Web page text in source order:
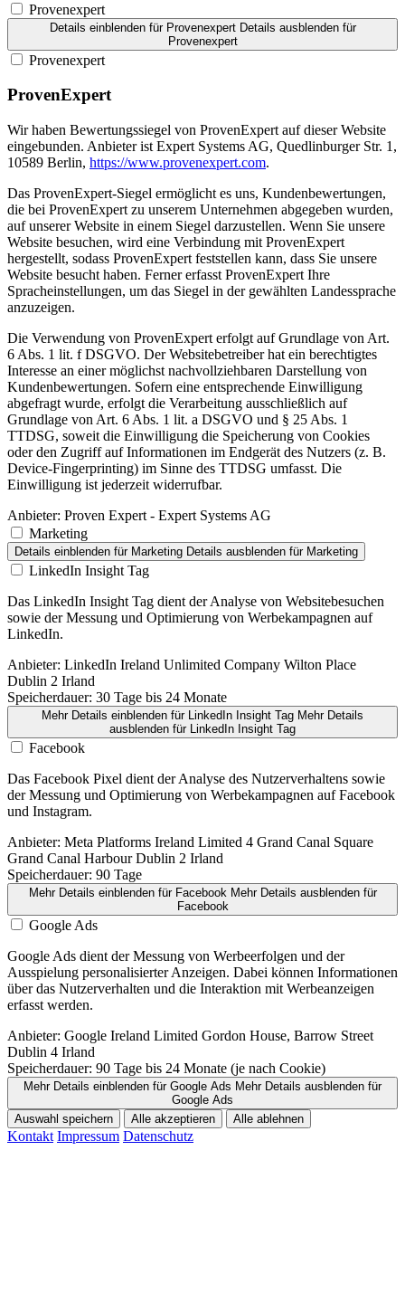
Provenexpert
Details einblendenfür Provenexpert Details ausblendenfür
Provenexpert
Provenexpert
ProvenExpert
Wir haben Bewertungssiegel von ProvenExpert auf dieser Website
eingebunden. Anbieter ist Expert Systems AG, Quedlinburger Str. 1,
10589 Berlin, https://www.provenexpert.com.
Das ProvenExpert-Siegel ermöglicht es uns, Kundenbewertungen,
die bei ProvenExpert zu unserem Unternehmen abgegeben wurden,
auf unserer Website in einem Siegel darzustellen. Wenn Sie unsere
Website besuchen, wird eine Verbindung mit ProvenExpert
hergestellt, sodass ProvenExpert feststellen kann, dass Sie unsere
Website besucht haben. Ferner erfasst ProvenExpert Ihre
Spracheinstellungen, um das Siegel in der gewählten Landessprache
anzuzeigen.
Die Verwendung von ProvenExpert erfolgt auf Grundlage von Art.
6 Abs. 1 lit. f DSGVO. Der Websitebetreiber hat ein berechtigtes
Interesse an einer möglichst nachvollziehbaren Darstellung von
Kundenbewertungen. Sofern eine entsprechende Einwilligung
abgefragt wurde, erfolgt die Verarbeitung ausschließlich auf
Grundlage von Art. 6 Abs. 1 lit. a DSGVO und § 25 Abs. 1
TTDSG, soweit die Einwilligung die Speicherung von Cookies
oder den Zugriff auf Informationen im Endgerät des Nutzers (z. B.
Device-Fingerprinting) im Sinne des TTDSG umfasst. Die
Einwilligung ist jederzeit widerrufbar.
Anbieter: Proven Expert - Expert Systems AG
Marketing
Details einblenden für Marketing Details ausblenden für Marketing
LinkedIn Insight Tag
Das LinkedIn Insight Tag dient der Analyse von Websitebesuchen
sowie der Messung und Optimierung von Werbekampagnen auf
LinkedIn.
Anbieter: LinkedIn Ireland Unlimited Company Wilton Place
Dublin 2 Irland
Speicherdauer: 30 Tage bis 24 Monate
Mehr Details einblenden für LinkedIn Insight Tag Mehr Details
ausblenden für LinkedIn Insight Tag
Facebook
Das Facebook Pixel dient der Analyse des Nutzerverhaltens sowie
der Messung und Optimierung von Werbekampagnen auf Facebook
und Instagram.
Anbieter: Meta Platforms Ireland Limited 4 Grand Canal Square
Grand Canal Harbour Dublin 2 Irland
Speicherdauer: 90 Tage
Mehr Details einblendenfür Facebook Mehr Details ausblendenfür
Facebook
Google Ads
Google Ads dient der Messung von Werbeerfolgen und der
Ausspielung personalisierter Anzeigen. Dabei können Informationen
über das Nutzerverhalten und die Interaktion mit Werbeanzeigen
erfasst werden.
Anbieter: Google Ireland Limited Gordon House, Barrow Street
Dublin 4 Irland
Speicherdauer: 90 Tage bis 24 Monate (je nach Cookie)
Mehr Details einblenden für Google Ads Mehr Details ausblenden für
Google Ads
Auswahl speichern
Alle akzeptieren Alle ablehnen
Kontakt Impressum Datenschutz